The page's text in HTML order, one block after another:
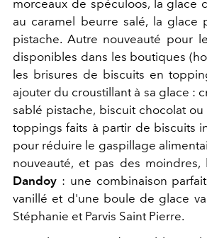
morceaux de spéculoos, la glace
au caramel beurre salé, la glace
pistache. Autre nouveauté pour
disponibles dans les boutiques
les brisures de biscuits en
ajouter du croustillant à sa glace :
sablé pistache, biscuit chocolat ou
toppings faits à partir de biscuits
pour réduire le gaspillage
nouveauté, et pas des moindres,
Dandoy : une combinaison
vanillé et d'une boule de glace
Stéphanie et Parvis Saint Pierre.